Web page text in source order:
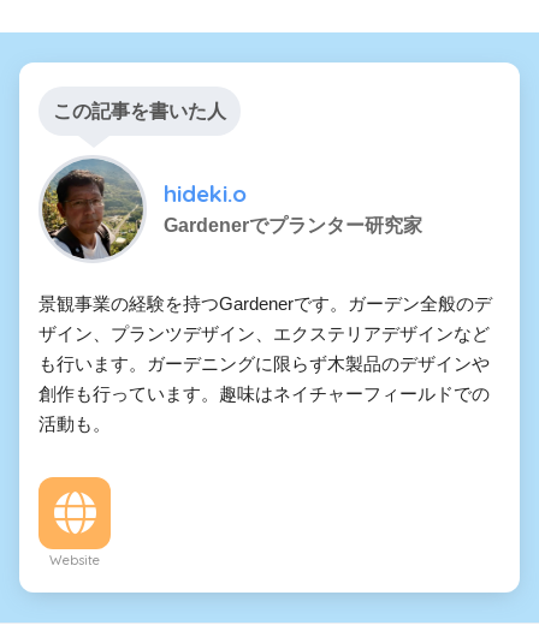
この記事を書いた人
hideki.o
Gardenerでプランター研究家
景観事業の経験を持つGardenerです。ガーデン全般のデ
ザイン、プランツデザイン、エクステリアデザインなど
も行います。ガーデニングに限らず木製品のデザインや
創作も行っています。趣味はネイチャーフィールドでの
活動も。
Website